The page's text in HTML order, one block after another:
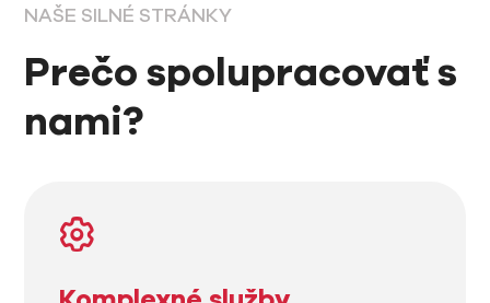
NAŠE SILNÉ STRÁNKY
Prečo spolupracovať s
nami?